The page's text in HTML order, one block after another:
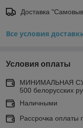
Доставка
Все условия
Условия оплаты
МИНИМАЛЬНАЯ
500 белорусских
Наличными
Рассрочка оплаты